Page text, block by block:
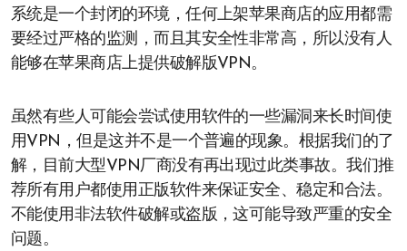
系统是一个封闭的环境，任何上架苹果商店的应用都需
要经过严格的监测，而且其安全性非常高，所以没有人
能够在苹果商店上提供破解版VPN。
虽然有些人可能会尝试使用软件的一些漏洞来长时间使
用VPN，但是这并不是一个普遍的现象。根据我们的了
解，目前大型VPN厂商没有再出现过此类事故。我们推
荐所有用户都使用正版软件来保证安全、稳定和合法。
不能使用非法软件破解或盗版，这可能导致严重的安全
问题。